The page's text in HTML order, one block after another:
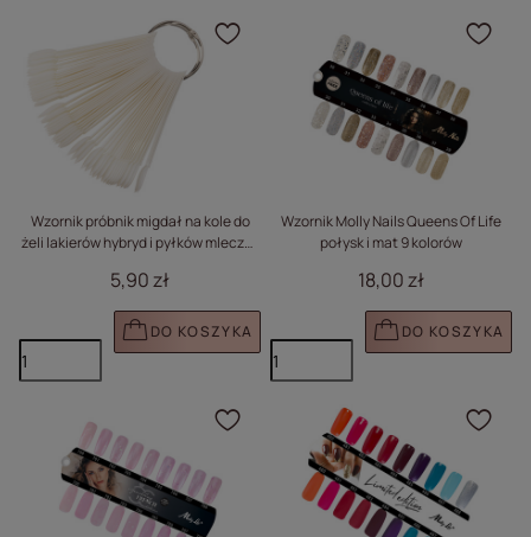
Wzornik próbnik migdał na kole do
żeli lakierów hybryd i pyłków mleczny
5,90 zł
DO KOSZYKA
Kliknij, aby dodać
Wzornik Molly Nails Queens Of Life
połysk i mat 9 kolorów
18,00 zł
DO KOSZYKA
Kliknij, aby dodać